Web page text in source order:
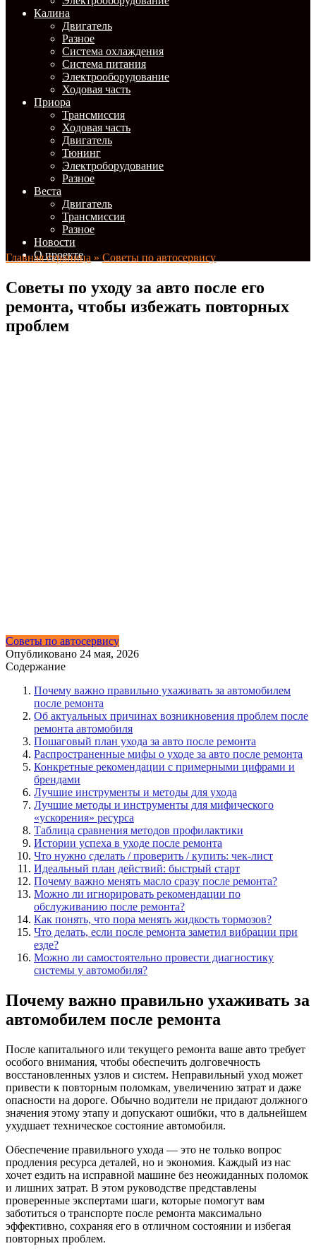
Калина
Двигатель
Разное
Система охлаждения
Система питания
Электрооборудование
Ходовая часть
Приора
Трансмиссия
Ходовая часть
Двигатель
Тюнинг
Электроборудование
Разное
Веста
Двигатель
Трансмиссия
Разное
Новости
О проекте
Главная страница » Советы по автосервису
Советы по уходу за авто после его
ремонта, чтобы избежать повторных
проблем
Советы по автосервису
Опубликовано 24 мая, 2026
Содержание
Почему важно правильно ухаживать за автомобилем
после ремонта
Об актуальных причинах возникновения проблем после
ремонта автомобиля
Пошаговый план ухода за авто после ремонта
Распространенные мифы о уходе за авто после ремонта
Конкретные рекомендации с примерными цифрами и
брендами
Лучшие инструменты и методы для ухода
Лучшие методы и инструменты для мифического
«ускорения» ресурса
Таблица сравнения методов профилактики
Истории успеха в уходе после ремонта
Что нужно сделать / проверить / купить: чек-лист
Идеальный план действий: быстрый старт
Почему важно менять масло сразу после ремонта?
Можно ли игнорировать рекомендации по
обслуживанию после ремонта?
Как понять, что пора менять жидкость тормозов?
Что делать, если после ремонта заметил вибрации при
езде?
Можно ли самостоятельно провести диагностику
системы у автомобиля?
Почему важно правильно ухаживать за
автомобилем после ремонта
После капитального или текущего ремонта ваше авто требует
особого внимания, чтобы обеспечить долговечность
восстановленных узлов и систем. Неправильный уход может
привести к повторным поломкам, увеличению затрат и даже
опасности на дороге. Обычно водители не придают должного
значения этому этапу и допускают ошибки, что в дальнейшем
ухудшает техническое состояние автомобиля.
Обеспечение правильного ухода — это не только вопрос
продления ресурса деталей, но и экономия. Каждый из нас
хочет ездить на исправной машине без неожиданных поломок
и лишних затрат. В этом руководстве представлены
проверенные экспертами шаги, которые помогут вам
заботиться о транспорте после ремонта максимально
эффективно, сохраняя его в отличном состоянии и избегая
повторных проблем.